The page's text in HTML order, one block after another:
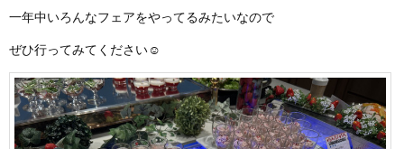
一年中いろんなフェアをやってるみたいなので
ぜひ行ってみてください☺️